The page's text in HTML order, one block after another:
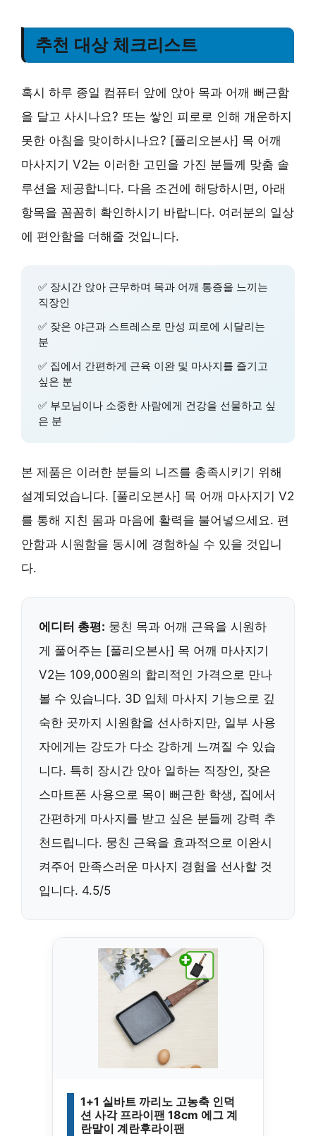
추천 대상 체크리스트
혹시 하루 종일 컴퓨터 앞에 앉아 목과 어깨 뻐근함
을 달고 사시나요? 또는 쌓인 피로로 인해 개운하지
못한 아침을 맞이하시나요? [풀리오본사] 목 어깨
마사지기 V2는 이러한 고민을 가진 분들께 맞춤 솔
루션을 제공합니다. 다음 조건에 해당하시면, 아래
항목을 꼼꼼히 확인하시기 바랍니다. 여러분의 일상
에 편안함을 더해줄 것입니다.
✅ 장시간 앉아 근무하며 목과 어깨 통증을 느끼는
직장인
✅ 잦은 야근과 스트레스로 만성 피로에 시달리는
분
✅ 집에서 간편하게 근육 이완 및 마사지를 즐기고
싶은 분
✅ 부모님이나 소중한 사람에게 건강을 선물하고 싶
은 분
본 제품은 이러한 분들의 니즈를 충족시키기 위해
설계되었습니다. [풀리오본사] 목 어깨 마사지기 V2
를 통해 지친 몸과 마음에 활력을 불어넣으세요. 편
안함과 시원함을 동시에 경험하실 수 있을 것입니
다.
에디터 총평: 뭉친 목과 어깨 근육을 시원하
게 풀어주는 [풀리오본사] 목 어깨 마사지기
V2는 109,000원의 합리적인 가격으로 만나
볼 수 있습니다. 3D 입체 마사지 기능으로 깊
숙한 곳까지 시원함을 선사하지만, 일부 사용
자에게는 강도가 다소 강하게 느껴질 수 있습
니다. 특히 장시간 앉아 일하는 직장인, 잦은
스마트폰 사용으로 목이 뻐근한 학생, 집에서
간편하게 마사지를 받고 싶은 분들께 강력 추
천드립니다. 뭉친 근육을 효과적으로 이완시
켜주어 만족스러운 마사지 경험을 선사할 것
입니다. 4.5/5
1+1 실바트 까리노 고농축 인덕
션 사각 프라이팬 18cm 에그 계
란말이 계란후라이팬